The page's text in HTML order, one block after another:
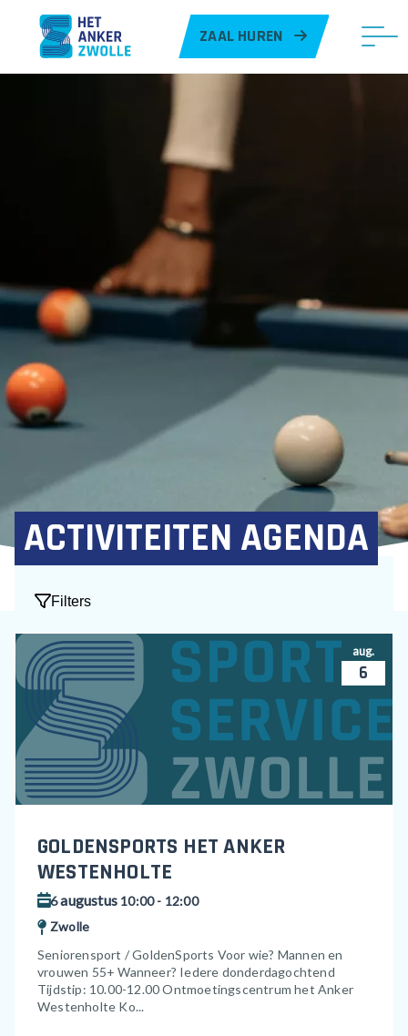
ZAAL HUREN
ACTIVITEITEN AGENDA
Filters
aug.
6
GOLDENSPORTS HET ANKER
WESTENHOLTE
6augustus 10:00 - 12:00
Zwolle
Seniorensport / GoldenSports Voor wie? Mannen en
vrouwen 55+ Wanneer? Iedere donderdagochtend
Tijdstip: 10.00-12.00 Ontmoetingscentrum het Anker
Westenholte Ko...